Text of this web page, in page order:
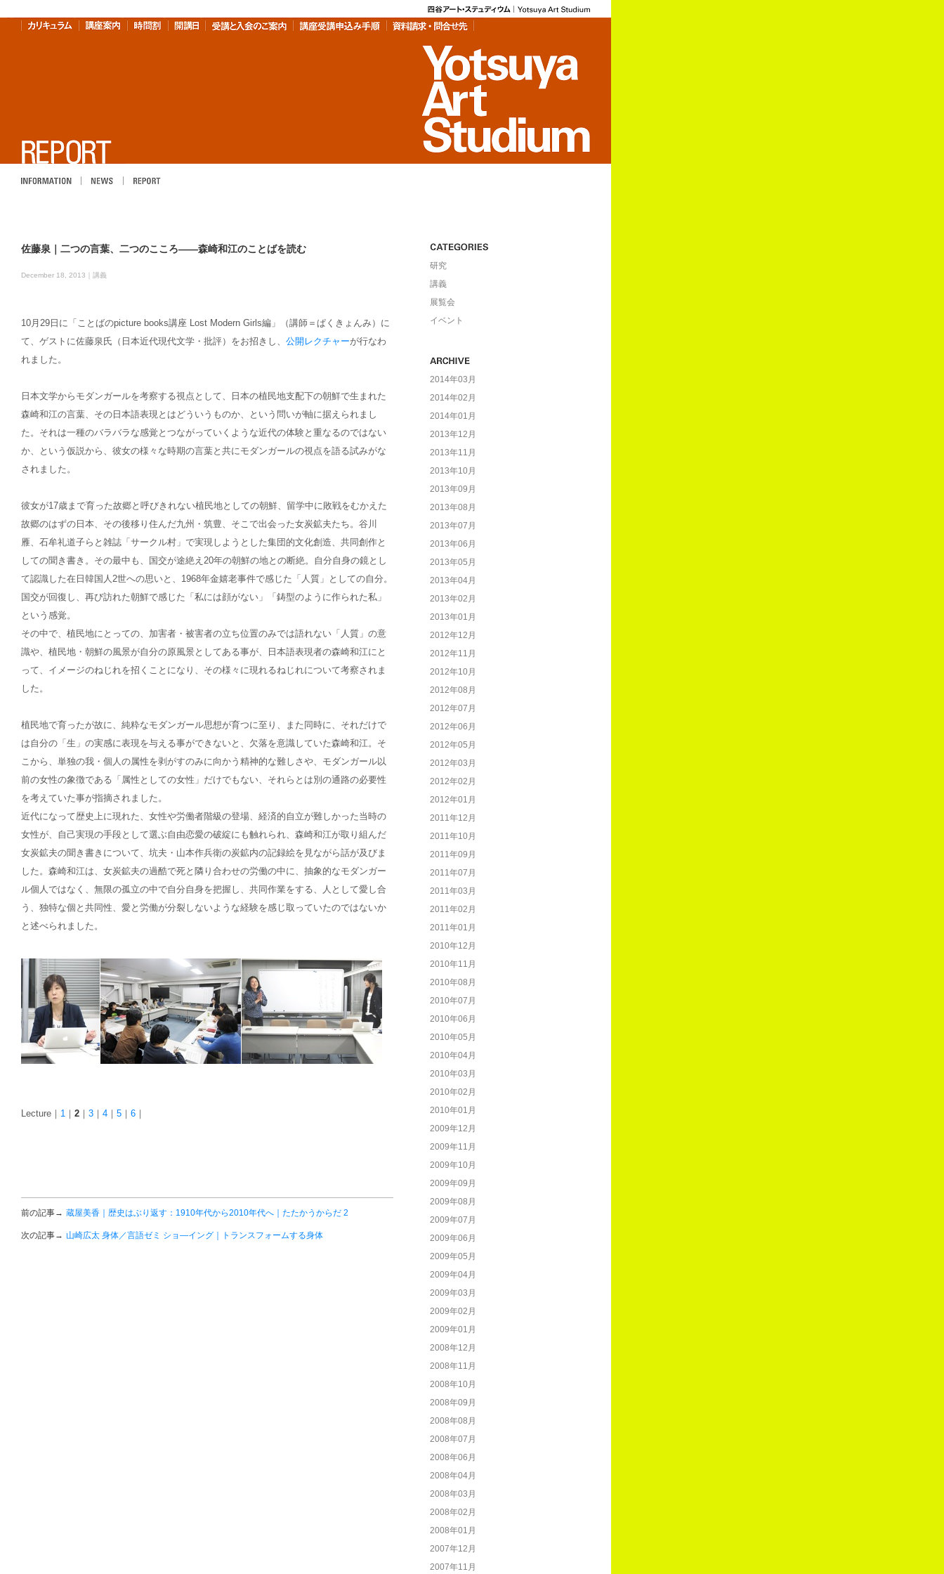
佐藤泉｜二つの言葉、二つのこころ――森崎和江のことばを読む
December 18, 2013｜ 講義
10月29日に「ことばのpicture books講座 Lost Modern Girls編」（講師＝ぱくきょんみ）に
て、ゲストに佐藤泉氏（日本近代現代文学・批評）をお招きし、 公開レクチャーが行なわ
れました。
日本文学からモダンガールを考察する視点として、日本の植民地支配下の朝鮮で生まれた
森崎和江の言葉、その日本語表現とはどういうものか、という問いが軸に据えられまし
た。それは一種のバラバラな感覚とつながっていくような近代の体験と重なるのではない
か、という仮説から、彼女の様々な時期の言葉と共にモダンガールの視点を語る試みがな
されました。
彼女が17歳まで育った故郷と呼びきれない植民地としての朝鮮、留学中に敗戦をむかえた
故郷のはずの日本、その後移り住んだ九州・筑豊、そこで出会った女炭鉱夫たち。谷川
雁、石牟礼道子らと雑誌「サークル村」で実現しようとした集団的文化創造、共同創作と
しての聞き書き。その最中も、国交が途絶え20年の朝鮮の地との断絶。自分自身の鏡とし
て認識した在日韓国人2世への思いと、1968年金嬉老事件で感じた「人質」としての自分。
国交が回復し、再び訪れた朝鮮で感じた「私には顔がない」「鋳型のように作られた私」
という感覚。
その中で、植民地にとっての、加害者・被害者の立ち位置のみでは語れない「人質」の意
識や、植民地・朝鮮の風景が自分の原風景としてある事が、日本語表現者の森崎和江にと
って、イメージのねじれを招くことになり、その様々に現れるねじれについて考察されま
した。
植民地で育ったが故に、純粋なモダンガール思想が育つに至り、また同時に、それだけで
は自分の「生」の実感に表現を与える事ができないと、欠落を意識していた森崎和江。そ
こから、単独の我・個人の属性を剥がすのみに向かう精神的な難しさや、モダンガール以
前の女性の象徴である「属性としての女性」だけでもない、それらとは別の通路の必要性
を考えていた事が指摘されました。
近代になって歴史上に現れた、女性や労働者階級の登場、経済的自立が難しかった当時の
女性が、自己実現の手段として選ぶ自由恋愛の破綻にも触れられ、森崎和江が取り組んだ
女炭鉱夫の聞き書きについて、坑夫・山本作兵衛の炭鉱内の記録絵を見ながら話が及びま
した。森崎和江は、女炭鉱夫の過酷で死と隣り合わせの労働の中に、抽象的なモダンガー
ル個人ではなく、無限の孤立の中で自分自身を把握し、共同作業をする、人として愛し合
う、独特な個と共同性、愛と労働が分裂しないような経験を感じ取っていたのではないか
と述べられました。
Lecture｜ 1 ｜ 2 ｜ 3 ｜ 4 ｜ 5 ｜ 6 ｜
前の記事→ 蔵屋美香｜歴史はぶり返す：1910年代から2010年代へ｜たたかうからだ 2
次の記事→ 山崎広太 身体／言語ゼミ ショ―イング｜トランスフォームする身体
研究
講義
展覧会
イベント
2014年03月
2014年02月
2014年01月
2013年12月
2013年11月
2013年10月
2013年09月
2013年08月
2013年07月
2013年06月
2013年05月
2013年04月
2013年02月
2013年01月
2012年12月
2012年11月
2012年10月
2012年08月
2012年07月
2012年06月
2012年05月
2012年03月
2012年02月
2012年01月
2011年12月
2011年10月
2011年09月
2011年07月
2011年03月
2011年02月
2011年01月
2010年12月
2010年11月
2010年08月
2010年07月
2010年06月
2010年05月
2010年04月
2010年03月
2010年02月
2010年01月
2009年12月
2009年11月
2009年10月
2009年09月
2009年08月
2009年07月
2009年06月
2009年05月
2009年04月
2009年03月
2009年02月
2009年01月
2008年12月
2008年11月
2008年10月
2008年09月
2008年08月
2008年07月
2008年06月
2008年04月
2008年03月
2008年02月
2008年01月
2007年12月
2007年11月